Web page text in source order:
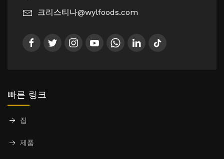
크리스티나@wylfoods.com
빠른 링크
집
제품